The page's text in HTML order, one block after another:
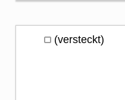
(versteckt)